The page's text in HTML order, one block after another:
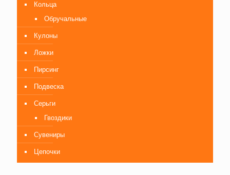
Кольца
Обручальные
Кулоны
Ложки
Пирсинг
Подвеска
Серьги
Гвоздики
Сувениры
Цепочки